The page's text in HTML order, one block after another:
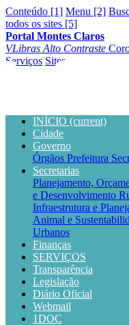
Conteúdo [1] Menu [2]
todos os sites [5]
Portal Montes Claros
VLibras Alto Contraste
Serviços Sites
INÍCIO (current)
Cidade
Governo
Órgãos Prefeitura
Secretarias
Planejamento,
e Desenvolvimento
Infraestrutura e
Animal e
Urbanos
Finanças
SERVIÇOS
Transparência
Legislação
Diário Oficial
Webmail
1DOC